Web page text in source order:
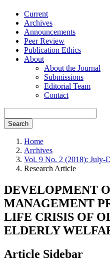
Current
Archives
Announcements
Peer Review
Publication Ethics
About
About the Journal
Submissions
Editorial Team
Contact
Search
Home
Archives
Vol. 9 No. 2 (2018): July-
Research Article
DEVELOPMENT
MANAGEMENT
LIFE CRISIS OF
ELDERLY
Article Sidebar